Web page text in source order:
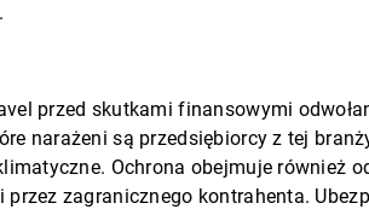
przed skutkami finansowymi
narażeni są przedsiębiorcy z tej
Ochrona obejmuje również
zagranicznego kontrahenta.